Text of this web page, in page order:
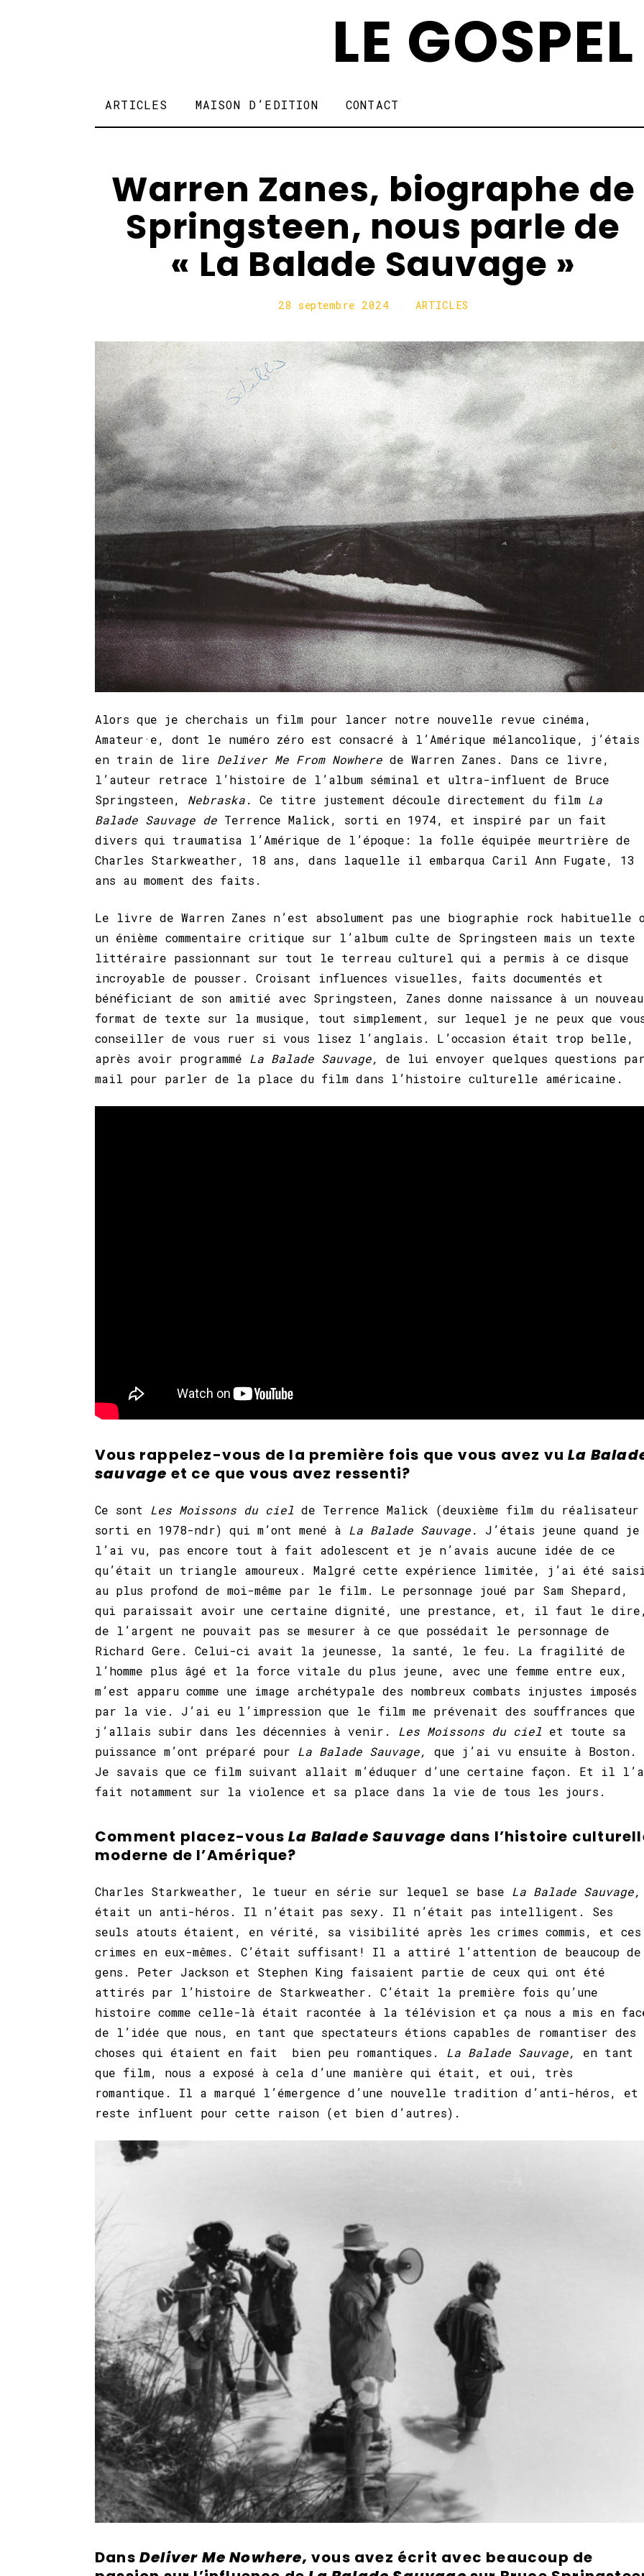
LE GOSPEL
ARTICLES MAISON D’EDITION CONTACT
Warren Zanes, biographe de
Springsteen, nous parle de
« La Balade Sauvage »
28 septembre 2024 ARTICLES
Alors que je cherchais un film pour lancer notre nouvelle revue cinéma,
Amateur·e, dont le numéro zéro est consacré à l’Amérique mélancolique, j’étais
en train de lire Deliver Me From Nowhere de Warren Zanes. Dans ce livre,
l’auteur retrace l’histoire de l’album séminal et ultra-influent de Bruce
Springsteen, Nebraska. Ce titre justement découle directement du film La
Balade Sauvage de Terrence Malick, sorti en 1974, et inspiré par un fait
divers qui traumatisa l’Amérique de l’époque: la folle équipée meurtrière de
Charles Starkweather, 18 ans, dans laquelle il embarqua Caril Ann Fugate, 13
ans au moment des faits.
Le livre de Warren Zanes n’est absolument pas une biographie rock habituelle
un énième commentaire critique sur l’album culte de Springsteen mais un texte
littéraire passionnant sur tout le terreau culturel qui a permis à ce disque
incroyable de pousser. Croisant influences visuelles, faits documentés et
bénéficiant de son amitié avec Springsteen, Zanes donne naissance à un nouveau
format de texte sur la musique, tout simplement, sur lequel je ne peux que
conseiller de vous ruer si vous lisez l’anglais. L’occasion était trop belle,
après avoir programmé La Balade Sauvage, de lui envoyer quelques questions
mail pour parler de la place du film dans l’histoire culturelle américaine.
Vous rappelez-vous de la première fois que vous avez vuLa
sauvage et ce que vous avez ressenti?
Ce sont Les Moissons du ciel de Terrence Malick (deuxième film du réalisateur
sorti en 1978-ndr) qui m’ont mené à La Balade Sauvage. J’étais jeune quand je
l’ai vu, pas encore tout à fait adolescent et je n’avais aucune idée de ce
qu’était un triangle amoureux. Malgré cette expérience limitée, j’ai été
au plus profond de moi-même par le film. Le personnage joué par Sam Shepard,
qui paraissait avoir une certaine dignité, une prestance, et, il faut le
de l’argent ne pouvait pas se mesurer à ce que possédait le personnage de
Richard Gere. Celui-ci avait la jeunesse, la santé, le feu. La fragilité de
l’homme plus âgé et la force vitale du plus jeune, avec une femme entre eux,
m’est apparu comme une image archétypale des nombreux combats injustes imposés
par la vie. J’ai eu l’impression que le film me prévenait des souffrances que
j’allais subir dans les décennies à venir. Les Moissons du ciel et toute sa
puissance m’ont préparé pour La Balade Sauvage, que j’ai vu ensuite à Boston.
Je savais que ce film suivant allait m’éduquer d’une certaine façon. Et il l’a
fait notamment sur la violence et sa place dans la vie de tous les jours.
Comment placez-vous La Balade Sauvage dans l’histoire
moderne de l’Amérique?
Charles Starkweather, le tueur en série sur lequel se base La Balade Sauvage,
était un anti-héros. Il n’était pas sexy. Il n’était pas intelligent. Ses
seuls atouts étaient, en vérité, sa visibilité après les crimes commis, et ces
crimes en eux-mêmes. C’était suffisant! Il a attiré l’attention de beaucoup de
gens. Peter Jackson et Stephen King faisaient partie de ceux qui ont été
attirés par l’histoire de Starkweather. C’était la première fois qu’une
histoire comme celle-là était racontée à la télévision et ça nous a mis en
de l’idée que nous, en tant que spectateurs étions capables de romantiser des
choses qui étaient en fait bien peu romantiques. La Balade Sauvage, en tant
que film, nous a exposé à cela d’une manière qui était, et oui, très
romantique. Il a marqué l’émergence d’une nouvelle tradition d’anti-héros, et
reste influent pour cette raison (et bien d’autres).
Dans Deliver Me Nowhere, vous avez écrit avec beaucoup de